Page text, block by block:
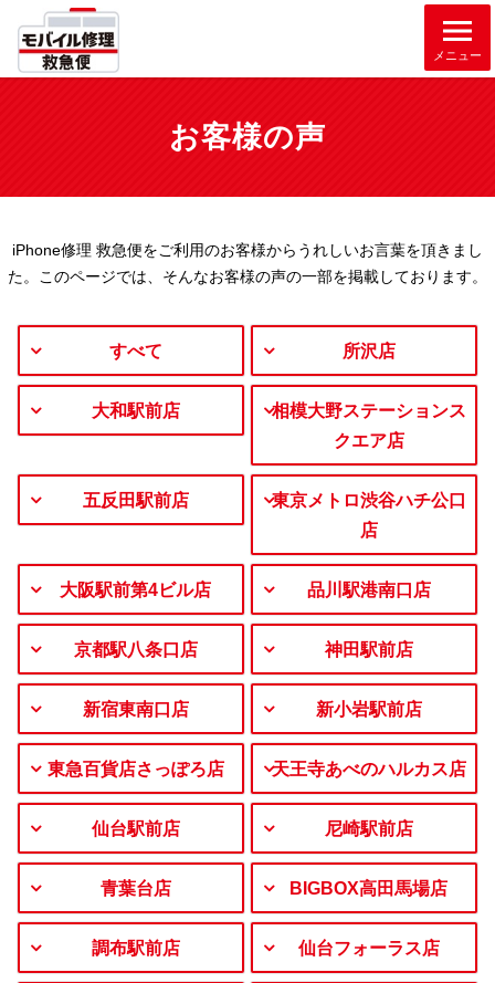
メニュー
お客様の声
iPhone修理 救急便をご利用のお客様からうれしいお言葉を頂きまし
た。
このページでは、そんなお客様の声の一部を掲載しております。
すべて 所沢店
大和駅前店
相模大野ステーションス
クエア店
五反田駅前店
東京メトロ渋谷ハチ公口
店
大阪駅前第4ビル店 品川駅港南口店
京都駅八条口店 神田駅前店
新宿東南口店 新小岩駅前店
東急百貨店さっぽろ店 天王寺あべのハルカス店
仙台駅前店 尼崎駅前店
青葉台店 BIGBOX高田馬場店
調布駅前店 仙台フォーラス店